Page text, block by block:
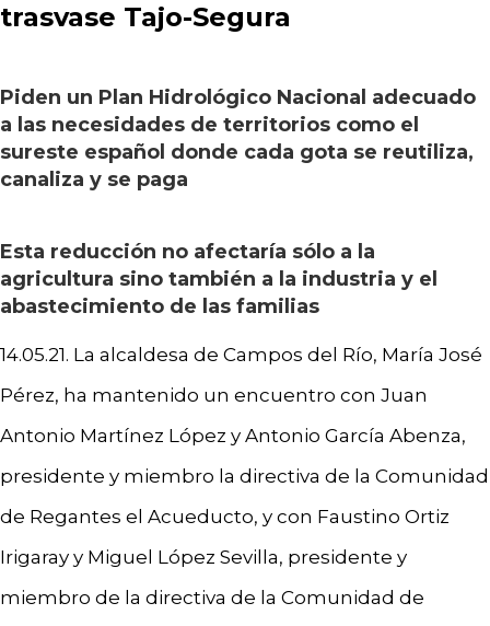
trasvase Tajo-Segura
Piden un Plan Hidrológico Nacional adecuado
a las necesidades de territorios como el
sureste español donde cada gota se reutiliza,
canaliza y se paga
Esta reducción no afectaría sólo a la
agricultura sino también a la industria y el
abastecimiento de las familias
14.05.21. La alcaldesa de Campos del Río, María José
Pérez, ha mantenido un encuentro con Juan
Antonio Martínez López y Antonio García Abenza,
presidente y miembro la directiva de la Comunidad
de Regantes el Acueducto, y con Faustino Ortiz
Irigaray y Miguel López Sevilla, presidente y
miembro de la directiva de la Comunidad de